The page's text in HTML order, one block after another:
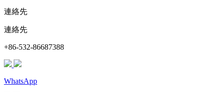
連絡先
連絡先
+86-532-86687388
WhatsApp